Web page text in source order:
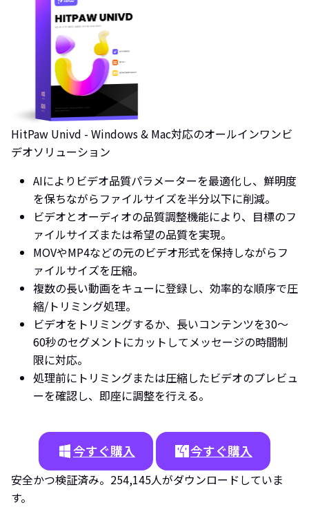
HitPaw Univd - Windows & Mac対応のオールインワンビ
デオソリューション
AIによりビデオ品質パラメーターを最適化し、鮮明度
を保ちながらファイルサイズを半分以下に削減。
ビデオとオーディオの品質調整機能により、目標のフ
ァイルサイズまたは希望の品質を実現。
MOVやMP4などの元のビデオ形式を保持しながらフ
ァイルサイズを圧縮。
複数の長い動画をキューに登録し、効率的な順序で圧
縮/トリミング処理。
ビデオをトリミングするか、長いコンテンツを30～
60秒のセグメントにカットしてメッセージの時間制
限に対応。
処理前にトリミングまたは圧縮したビデオのプレビュ
ーを確認し、即座に調整を行える。
今すぐ購入 今すぐ購入
安全かつ検証済み。254,145人がダウンロードしていま
す。